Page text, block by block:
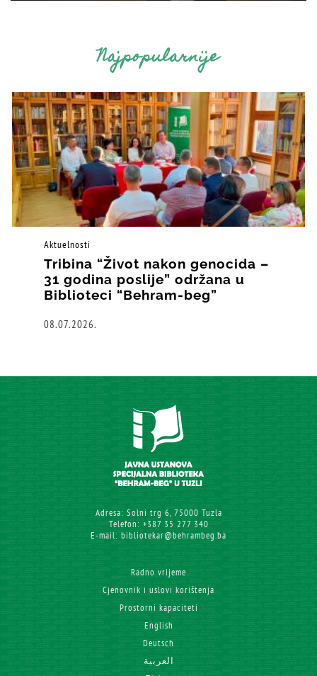
Najpopularnije
Aktuelnosti
Tribina “Život nakon genocida –
31 godina poslije” održana u
Biblioteci “Behram-beg”
08.07.2026.
Adresa: Solni trg 6, 75000 Tuzla
Telefon: +387 35 277 340
E-mail: bibliotekar@behrambeg.ba
Radno vrijeme
Cjenovnik i uslovi korištenja
Prostorni kapaciteti
English
Deutsch
العربية